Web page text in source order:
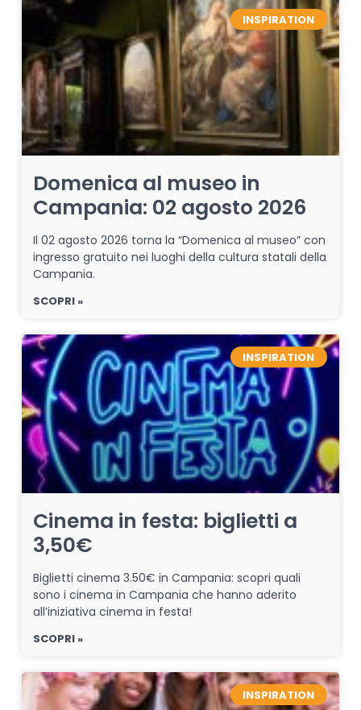
INSPIRATION
Domenica al museo in
Campania: 02 agosto 2026
Il 02 agosto 2026 torna la “Domenica al museo” con
ingresso gratuito nei luoghi della cultura statali della
Campania.
SCOPRI »
INSPIRATION
Cinema in festa: biglietti a
3,50€
Biglietti cinema 3.50€ in Campania: scopri quali
sono i cinema in Campania che hanno aderito
all’iniziativa cinema in festa!
SCOPRI »
INSPIRATION